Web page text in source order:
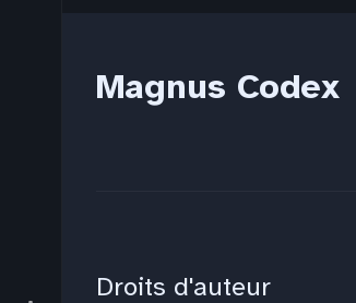
Magnus Codex
Droits d'auteur